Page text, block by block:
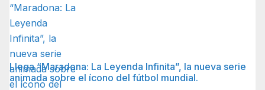
Llega “Maradona: La Leyenda Infinita”, la nueva serie
animada sobre el ícono del fútbol mundial.